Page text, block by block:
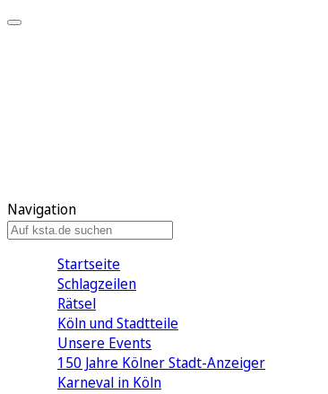
Navigation
Startseite
Schlagzeilen
Rätsel
Köln und Stadtteile
Unsere Events
150 Jahre Kölner Stadt-Anzeiger
Karneval in Köln